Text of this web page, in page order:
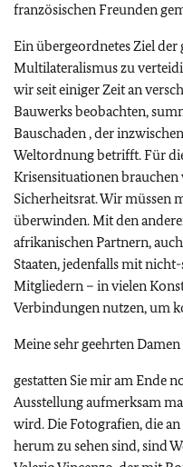
französischen Freunden
Ein übergeordnetes Ziel der
Multilateralismus zu
wir seit einiger Zeit an
Bauwerks beobachten,
Bauschaden , der
Weltordnung betrifft. Für
Krisensituationen
Sicherheitsrat. Wir müssen
überwinden. Mit den
afrikanischen Partnern,
Staaten, jedenfalls mit
Mitgliedern – in vielen
Verbindungen nutzen, um
Meine sehr geehrten
gestatten Sie mir am Ende
Ausstellung aufmerksam
wird. Die Fotografien, die
herum zu sehen sind, sind